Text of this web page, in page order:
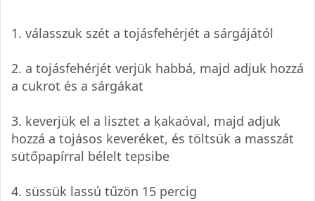
1. válasszuk szét a tojásfehérjét a sárgájától
2. a tojásfehérjét verjük habbá, majd adjuk hozzá
a cukrot és a sárgákat
3. keverjük el a lisztet a kakaóval, majd adjuk
hozzá a tojásos keveréket, és töltsük a masszát
sütőpapírral bélelt tepsibe
4. süssük lassú tűzön 15 percig